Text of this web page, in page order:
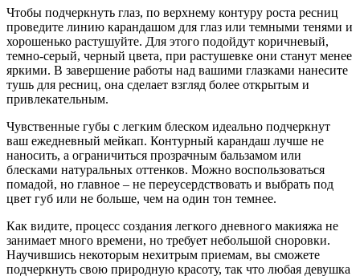
Чтобы подчеркнуть глаз, по верхнему контуру роста ресниц
проведите линию карандашом для глаз или темными тенями и
хорошенько растушуйте. Для этого подойдут коричневый,
темно-серый, черный цвета, при растушевке они станут менее
яркими. В завершение работы над вашими глазками нанесите
тушь для ресниц, она сделает взгляд более открытым и
привлекательным.
Чувственные губы с легким блеском идеально подчеркнут
ваш ежедневный мейкап. Контурный карандаш лучше не
наносить, а ограничиться прозрачным бальзамом или
блесками натуральных оттенков. Можно воспользоваться
помадой, но главное – не переусердствовать и выбрать под
цвет губ или не больше, чем на один тон темнее.
Как видите, процесс создания легкого дневного макияжа не
занимает много времени, но требует небольшой сноровки.
Научившись некоторым нехитрым приемам, вы сможете
подчеркнуть свою природную красоту, так что любая девушка